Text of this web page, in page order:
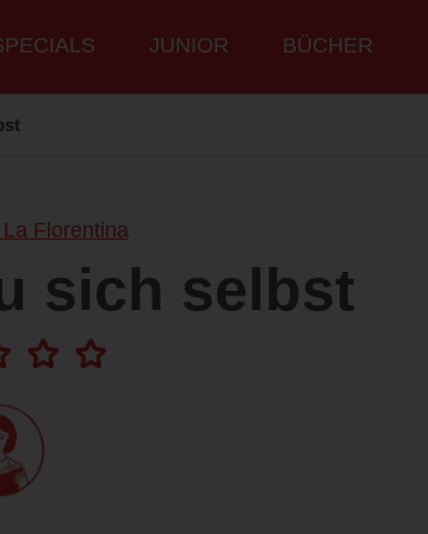
JUNIOR BÜCHER
Florentina
sich selbst